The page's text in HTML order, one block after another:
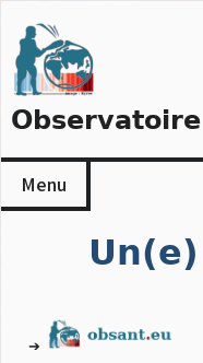
to
content
Menu
➔